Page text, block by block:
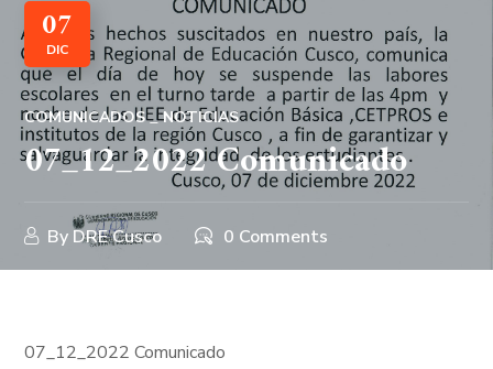
07
DIC
COMUNICADOS NOTICIAS
07_12_2022 Comunicado
By DRE Cusco 0 Comments
07_12_2022 Comunicado